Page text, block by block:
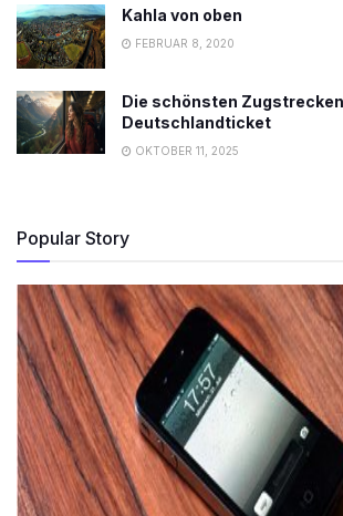
Kahla von oben
FEBRUAR 8, 2020
Die schönsten
Deutschlandticket
OKTOBER 11, 2025
Popular Story